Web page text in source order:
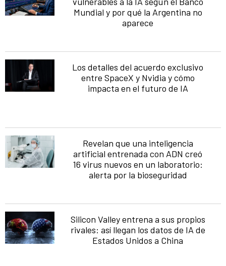
Mundial y por qué la Argentina no
aparece
Los detalles del acuerdo exclusivo
entre SpaceX y Nvidia y cómo
impacta en el futuro de IA
Revelan que una inteligencia
artificial entrenada con ADN creó
16 virus nuevos en un laboratorio:
alerta por la bioseguridad
Silicon Valley entrena a sus propios
rivales: así llegan los datos de IA de
Estados Unidos a China